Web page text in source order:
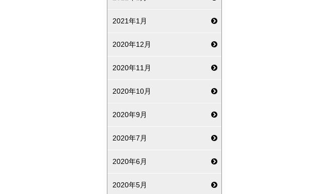
2021年1月
2020年12月
2020年11月
2020年10月
2020年9月
2020年7月
2020年6月
2020年5月